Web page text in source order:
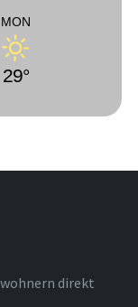
MON
29°
direkt